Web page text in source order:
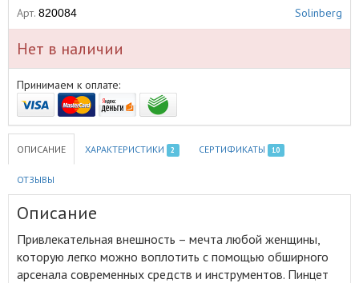
Арт. 820084 Solinberg
Нет в наличии
Принимаем к оплате:
ОПИСАНИЕ ХАРАКТЕРИСТИКИ 2 СЕРТИФИКАТЫ 10
ОТЗЫВЫ
Описание
Привлекательная внешность – мечта любой женщины,
которую легко можно воплотить с помощью обширного
арсенала современных средств и инструментов. Пинцет